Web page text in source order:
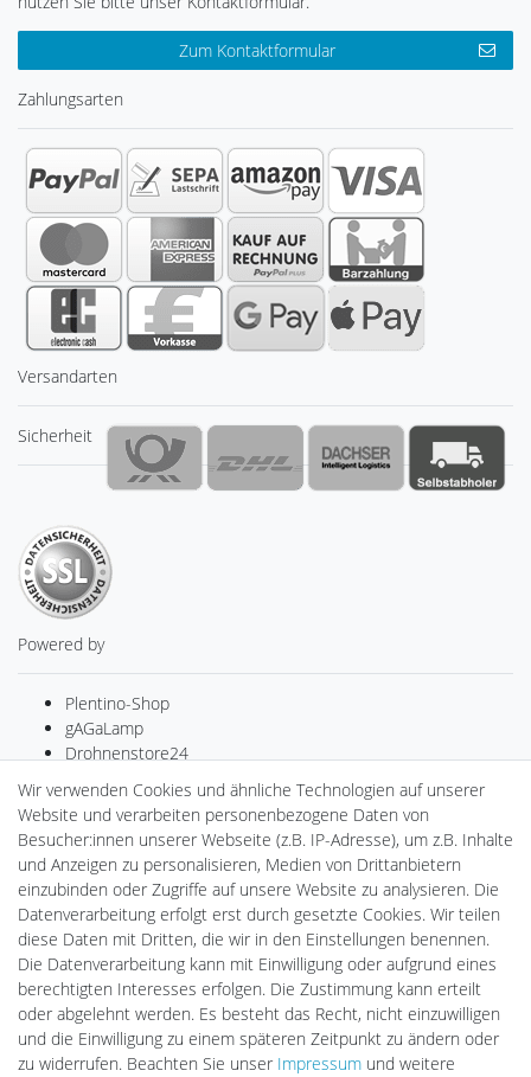
Zum Kontaktformular
Zahlungsarten
Versandarten
Sicherheit
Powered by
Plentino-Shop
gAGaLamp
Drohnenstore24
Batteriespeicher
PlentiSolar
Gebrauchtlicht
Ledkauf
DEYESOLAR
Lightech Connect
CardanLight Europe
FORTIMO LEDs
LED-RETROSHOP
Wallbox24
Wir verwenden Cookies und ähnliche Technologien auf unserer
Website und verarbeiten personenbezogene Daten von
Besucher:innen unserer Webseite (z.B. IP-Adresse), um z.B. Inhalte
und Anzeigen zu personalisieren, Medien von Drittanbietern
einzubinden oder Zugriffe auf unsere Website zu analysieren. Die
Datenverarbeitung erfolgt erst durch gesetzte Cookies. Wir teilen
diese Daten mit Dritten, die wir in den Einstellungen benennen.
Die Datenverarbeitung kann mit Einwilligung oder aufgrund eines
berechtigten Interesses erfolgen. Die Zustimmung kann erteilt
oder abgelehnt werden. Es besteht das Recht, nicht einzuwilligen
und die Einwilligung zu einem späteren Zeitpunkt zu ändern oder
zu widerrufen. Beachten Sie unser Impressum und weitere